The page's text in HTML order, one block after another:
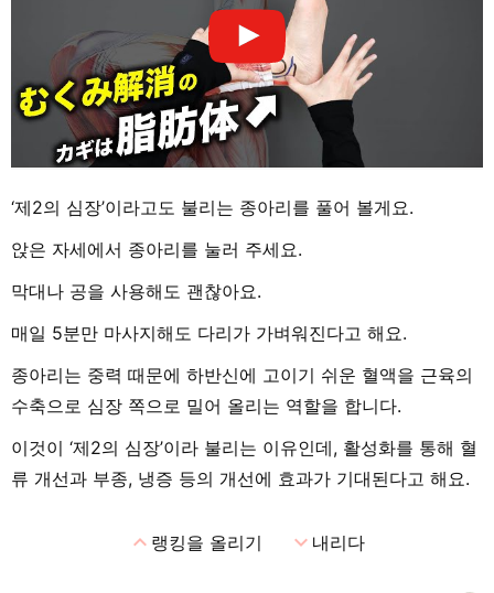
‘제2의 심장’이라고도 불리는 종아리를 풀어 볼게요.
앉은 자세에서 종아리를 눌러 주세요.
막대나 공을 사용해도 괜찮아요.
매일 5분만 마사지해도 다리가 가벼워진다고 해요.
종아리는 중력 때문에 하반신에 고이기 쉬운 혈액을 근육의
수축으로 심장 쪽으로 밀어 올리는 역할을 합니다.
이것이 ‘제2의 심장’이라 불리는 이유인데, 활성화를 통해 혈
류 개선과 부종, 냉증 등의 개선에 효과가 기대된다고 해요.
expand_less랭킹을 올리기 expand_more내리다